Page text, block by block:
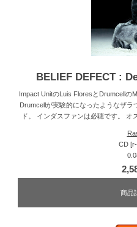
BELIEF DEFECT :
Impact UnitのLuis FloresとDrumcellの
Drumcellが実験的になったようなザ
ド。 インダスファンは必聴です。 オ
CD
商品